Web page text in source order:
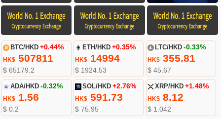
BTC/HKD +0.44%
HK$507811
$ 65179.2
ETH/HKD +0.35%
HK$ 14994
$ 1924.53
LTC/HKD -0.33%
HK$355.81
$ 45.67
ADA/HKD -0.32%
HK$1.56
$ 0.2
SOL/HKD +2.76%
HK$ 591.73
$ 75.95
XRP/HKD +1.48%
HK$8.12
$ 1.042